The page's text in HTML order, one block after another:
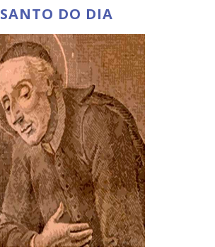
SANTO DO DIA